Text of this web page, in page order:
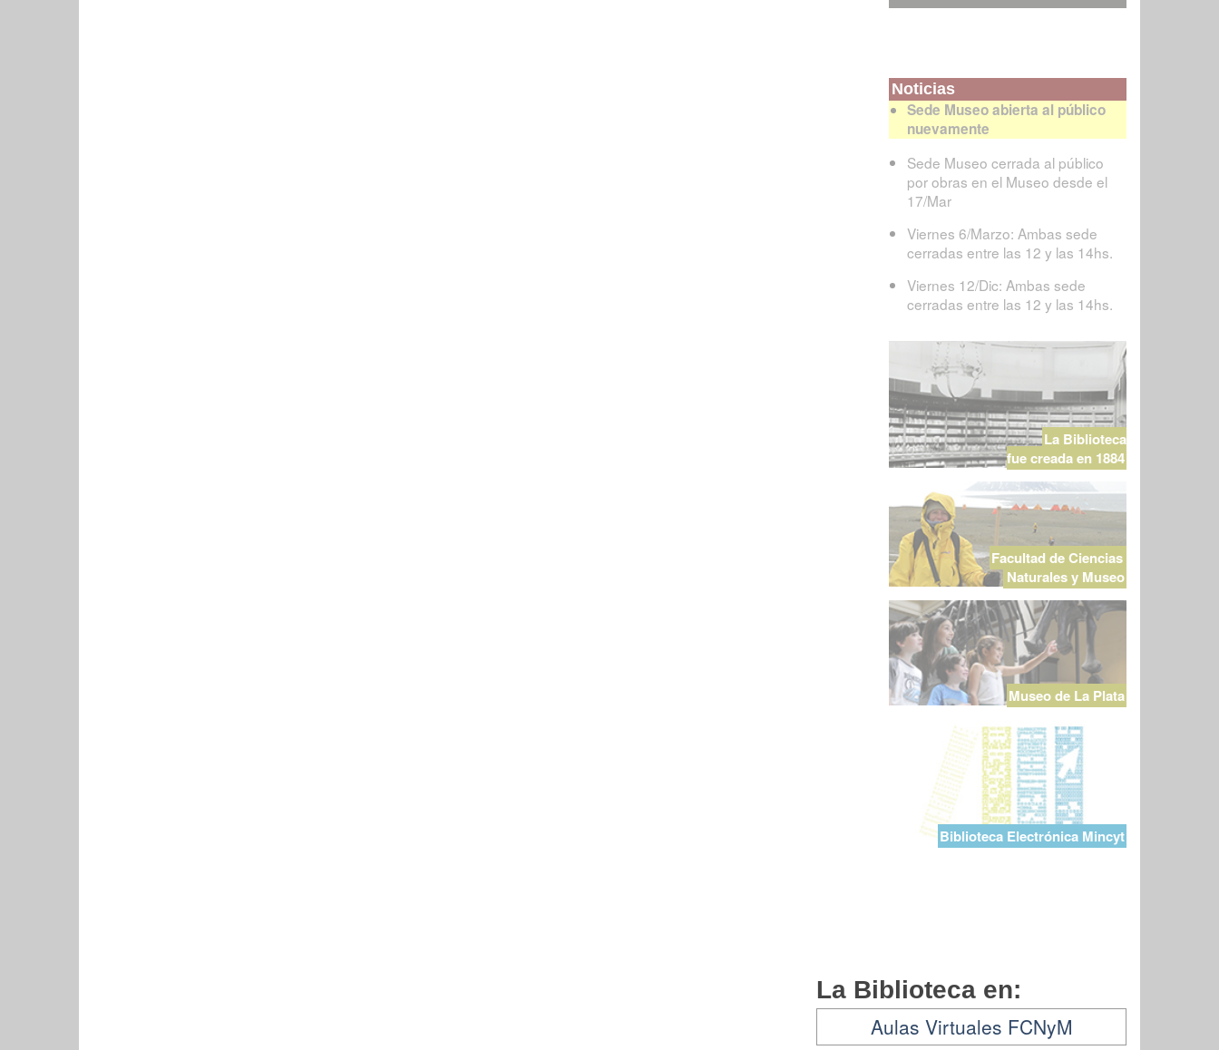
Noticias
Sede Museo abierta al público
nuevamente
Sede Museo cerrada al público
por obras en el Museo desde el
17/Mar
Viernes 6/Marzo: Ambas sede
cerradas entre las 12 y las 14hs.
Viernes 12/Dic: Ambas sede
cerradas entre las 12 y las 14hs.
La Biblioteca
fue creada en 1884
Facultad de Ciencias
Naturales y Museo
Museo de La Plata
Biblioteca Electrónica Mincyt
La Biblioteca en:
Aulas Virtuales FCNyM